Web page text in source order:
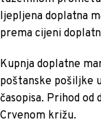
ljepljena doplatna
prema cijeni
Kupnja doplatne
poštanske pošiljke
časopisa. Prihod
Crvenom križu.